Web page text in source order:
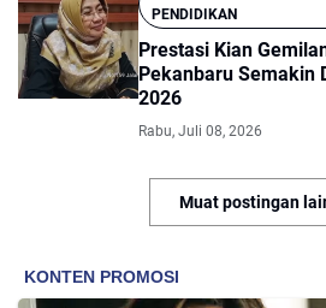
PENDIDIKAN
Prestasi Kian
Pekanbaru Semakin
2026
Rabu, Juli 08, 2026
Muat postingan